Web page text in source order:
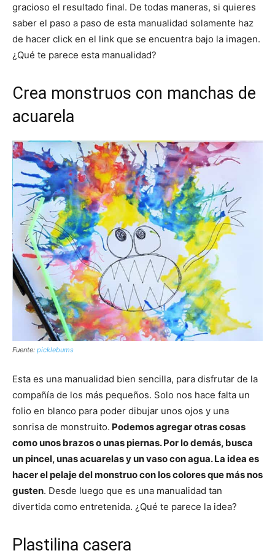
gracioso el resultado final. De todas maneras, si quieres
saber el paso a paso de esta manualidad solamente haz
de hacer click en el link que se encuentra bajo la imagen.
¿Qué te parece esta manualidad?
Crea monstruos con manchas de
acuarela
Fuente: picklebums
Esta es una manualidad bien sencilla, para disfrutar de la
compañía de los más pequeños. Solo nos hace falta un
folio en blanco para poder dibujar unos ojos y una
sonrisa de monstruito. Podemos agregar otras cosas
como unos brazos o unas piernas. Por lo demás, busca
un pincel, unas acuarelas y un vaso con agua. La idea es
hacer el pelaje del monstruo con los colores que más nos
gusten. Desde luego que es una manualidad tan
divertida como entretenida. ¿Qué te parece la idea?
Plastilina casera